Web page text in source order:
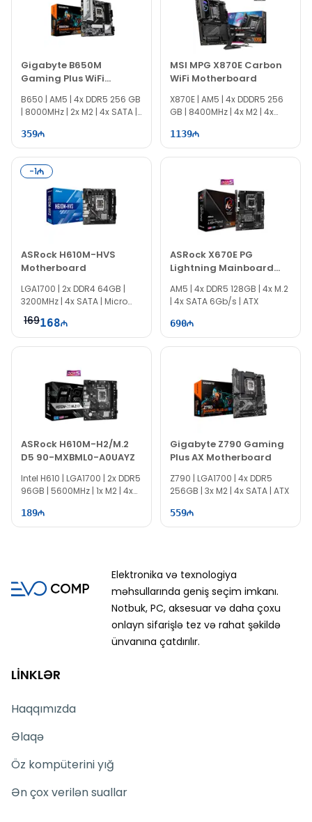
Gigabyte B650M
Gaming Plus WiFi
Motherboard
B650 | AM5 | 4x DDR5 256 GB
| 8000MHz | 2x M2 | 4x SATA |
359
MSI MPG X870E Carbon
WiFi Motherboard
X870E | AM5 | 4x DDDR5 256
GB | 8400MHz | 4x M2 | 4x
1139
-1
ASRock H610M-HVS
Motherboard
LGA1700​​​​​​​ | 2x DDR4 64GB |
3200MHz | 4x SATA | Micro
ATX
169168
ASRock X670E PG
Lightning Mainboard
90-MXBJ60-A0UAYZ
AM5 | 4x DDR5 128GB | 4x M.2
| 4x SATA 6Gb/s | ATX
690
ASRock H610M-H2/M.2
D5 90-MXBML0-A0UAYZ
Intel H610 | LGA1700 | 2x DDR5
96GB | 5600MHz | 1x M2 | 4x
189
Gigabyte Z790 Gaming
Plus AX Motherboard
Z790 | LGA1700​ | 4x DDR5
256GB | 3x M2 | 4x SATA | ATX
559
Elektronika və texnologiya
məhsullarında geniş seçim imkanı.
Notbuk, PC, aksesuar və daha çoxu
onlayn sifarişlə tez və rahat şəkildə
ünvanına çatdırılır.
LİNKLƏR
Haqqımızda
Əlaqə
Öz kompüterini yığ
Ən çox verilən suallar